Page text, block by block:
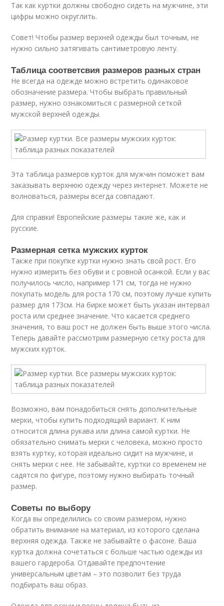
Так как куртки должны свободно сидеть на мужчине, эти
цифры можно округлить.
Совет! Чтобы размер верхней одежды был точным, не
нужно сильно затягивать сантиметровую ленту.
Таблица соответсвия размеров разных стран
Не всегда на одежде можно встретить одинаковое
обозначение размера. Чтобы выбрать правильный
размер, нужно ознакомиться с размерной сеткой
мужской верхней одежды.
Эта таблица размеров курток для мужчин поможет вам
заказывать верхнюю одежду через интернет. Можете не
волноваться, размеры всегда совпадают.
Для справки! Европейские размеры такие же, как и
русские.
Размерная сетка мужских курток
Также при покупке куртки нужно знать свой рост. Его
нужно измерить без обуви и с ровной осанкой. Если у вас
получилось число, например 171 см, тогда не нужно
покупать модель для роста 170 см, поэтому лучше купить
размер для 173см. На бирке может быть указан интервал
роста или среднее значение. Что касается среднего
значения, то ваш рост не должен быть выше этого числа.
Теперь давайте рассмотрим размерную сетку роста для
мужских курток.
Возможно, вам понадобиться снять дополнительные
мерки, чтобы купить подходящий вариант. К ним
относится длина рукава или длина самой куртки. Не
обязательно снимать мерки с человека, можно просто
взять куртку, которая идеально сидит на мужчине, и
снять мерки с нее. Не забывайте, куртки со временем не
садятся по фигуре, поэтому нужно выбирать точный
размер.
Советы по выбору
Когда вы определились со своим размером, нужно
обратить внимание на материал, из которого сделана
верхняя одежда. Также не забывайте о фасоне. Ваша
куртка должна сочетаться с больше частью одежды из
вашего гардероба. Отдавайте предпочтение
универсальным цветам – это позволит без труда
подбирать ваш образ.